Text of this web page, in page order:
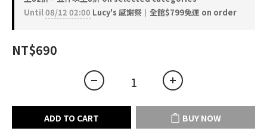
Until08/12 02:00 Lucy's 感謝祭｜全館$799免運 on order
NT$690
ADD TO CART BUY NOW